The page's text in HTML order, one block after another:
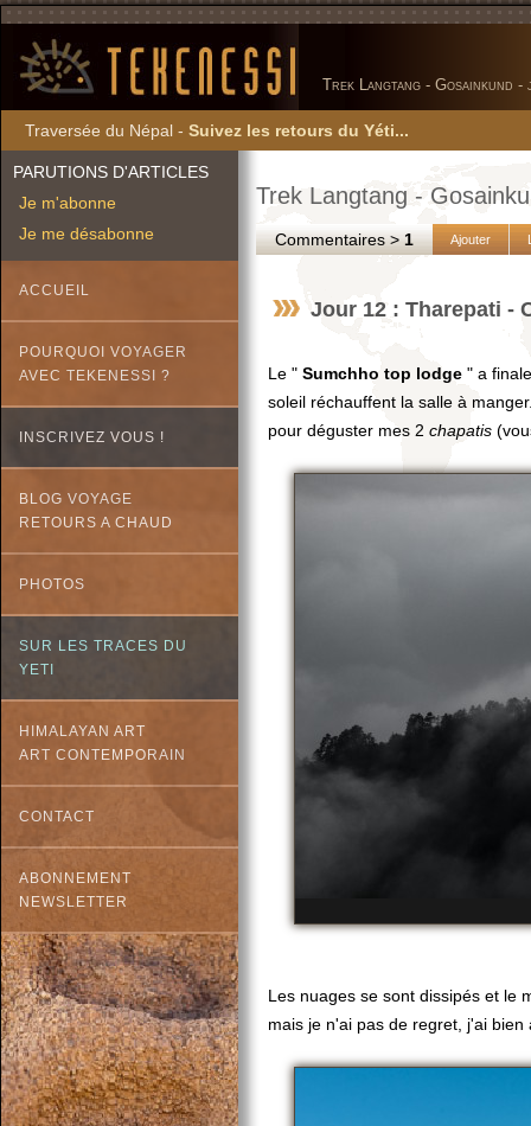
Trek Langtang - Gosainkund
Traversée du Népal - Suivez les retours du Yéti...
PARUTIONS D'ARTICLES
Je m'abonne
Je me désabonne
ACCUEIL
POURQUOI VOYAGER
AVEC TEKENESSI ?
INSCRIVEZ VOUS !
BLOG VOYAGE
RETOURS A CHAUD
PHOTOS
SUR LES TRACES DU
YETI
HIMALAYAN ART
ART CONTEMPORAIN
CONTACT
ABONNEMENT
NEWSLETTER
Trek Langtang -
Commentaires >1 Ajouter
Jour 12 : Tharepati -
Le " Sumchho top lodge " a
soleil réchauffent la salle à
pour déguster mes 2 chapatis
Les nuages se sont dissipés et le
mais je n'ai pas de regret, j'ai